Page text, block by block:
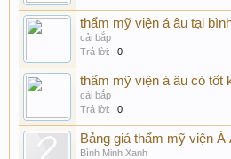
thẩm mỹ viện á âu tại
cải bắp
Trả lời:
0
thẩm mỹ viện á âu có tốt
cải bắp
Trả lời:
0
Bảng giá thẩm mỹ viện Á
Bình Minh Xanh